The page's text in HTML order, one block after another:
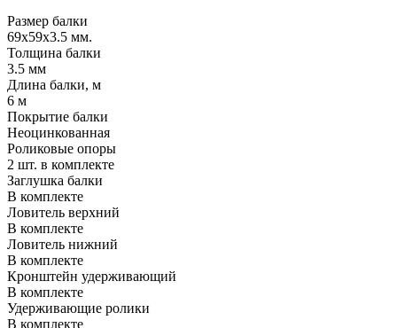
Размер балки
69х59х3.5 мм.
Толщина балки
3.5 мм
Длина балки, м
6 м
Покрытие балки
Неоцинкованная
Роликовые опоры
2 шт. в комплекте
Заглушка балки
В комплекте
Ловитель верхний
В комплекте
Ловитель нижний
В комплекте
Кронштейн удерживающий
В комплекте
Удерживающие ролики
В комплекте